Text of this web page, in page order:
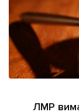
Ініціативи
Лонгріди
Зв'язатися з нами
[email
ЛМР